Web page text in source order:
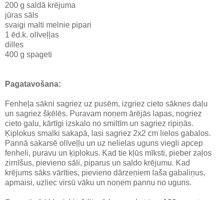
200 g saldā krējuma
jūras sāls
svaigi malti melnie pipari
1 ēd.k. olīveļļas
dilles
400 g spageti
Pagatavošana:
Fenheļa sākni sagriez uz pusēm, izgriez cieto sāknes daļu
un sagriez šķēlēs. Puravam noņem ārējās lapas, nogriez
cieto galu, kārtīgi izskalo no smiltīm un sagriez ripiņās.
Ķiplokus smalki sakapā, lasi sagriez 2x2 cm lielos gabalos.
Pannā sakarsē olīveļļu un uz nelielas uguns viegli apcep
fenheli, puravu un ķiplokus. Kad tie kļūs mīksti, pieber zaļos
zirnīšus, pievieno sāli, piparus un saldo krējumu. Kad
krējums sāks vārīties, pievieno dārzeņiem laša gabaliņus,
apmaisi, uzliec virsū vāku un noņem pannu no uguns.